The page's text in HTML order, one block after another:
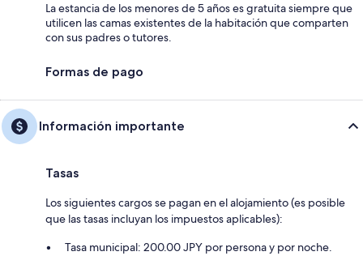
La estancia de los menores de 5 años es gratuita siempre que
utilicen las camas existentes de la habitación que comparten
con sus padres o tutores.
Formas de pago
Información importante
Tasas
Los siguientes cargos se pagan en el alojamiento (es posible
que las tasas incluyan los impuestos aplicables):
Tasa municipal: 200.00 JPY por persona y por noche.